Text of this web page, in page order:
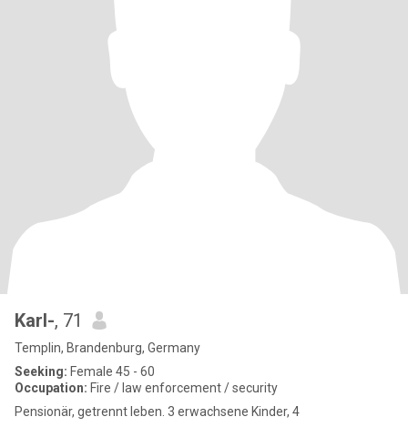
Karl-, 71
Templin, Brandenburg, Germany
Seeking: Female 45 - 60
Occupation: Fire / law enforcement / security
Pensionär, getrennt leben. 3 erwachsene Kinder, 4